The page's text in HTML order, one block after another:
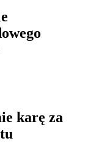
karę za